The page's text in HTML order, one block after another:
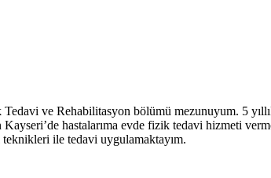
ve Rehabilitasyon bölümü mezunuyum. 5
hastalarıma evde fizik tedavi hizmeti
ile tedavi uygulamaktayım.